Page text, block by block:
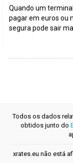
Quando um
pagar em euros ou
segura pode sair
Todos os dados
obtidos junto do
xrates.eu não está